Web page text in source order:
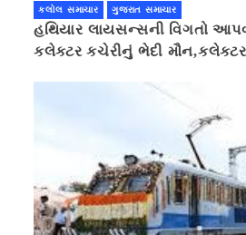
કલોલ સમાચાર ગુજરાત સમાચાર
હથિયાર લાયસન્સની વિગતો
કલેક્ટર કચેરીનું ભેદી